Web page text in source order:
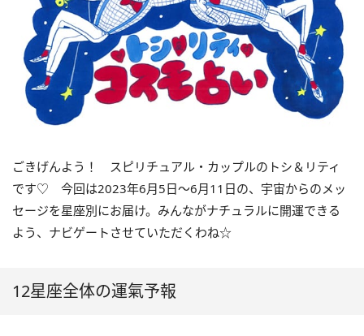
ごきげんよう！ スピリチュアル・カップルのトシ＆リティ
です♡ 今回は2023年6月5日〜6月11日の、宇宙からのメッ
セージを星座別にお届け。みんながナチュラルに開運できる
よう、ナビゲートさせていただくわね☆
12星座全体の運氣予報